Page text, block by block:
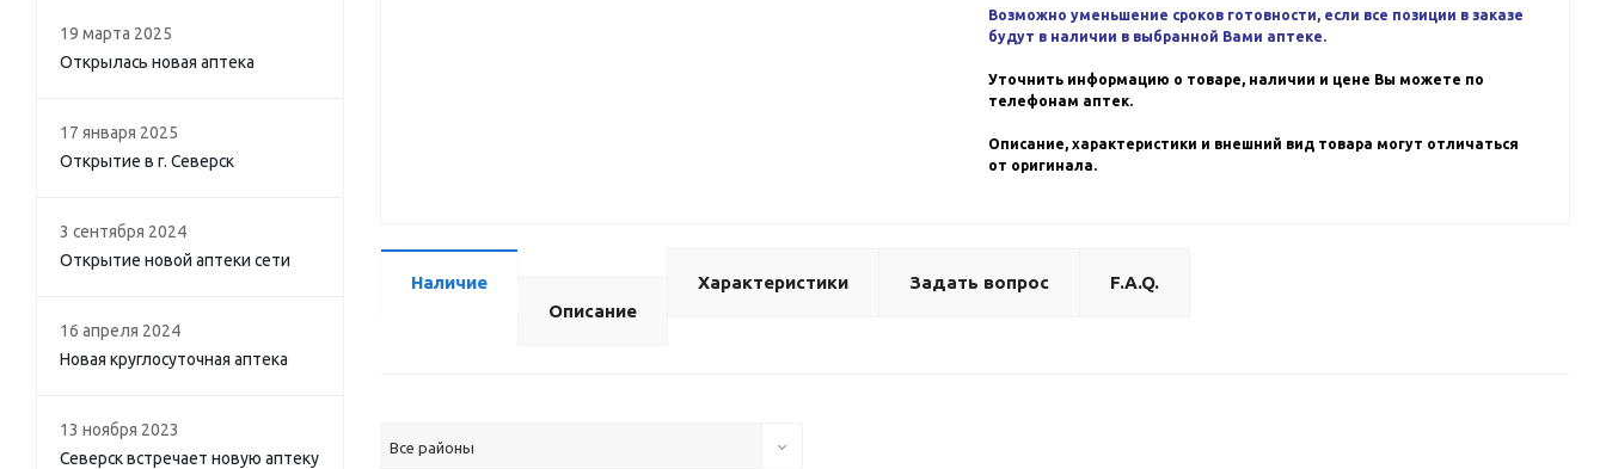
Возможно уменьшение сроков готовности, если все позиции в заказе
будут в наличии в выбранной Вами аптеке.
Уточнить информацию о товаре, наличии и цене Вы можете по
телефонам аптек.
Описание, характеристики и внешний вид товара могут отличаться
от оригинала.
Наличие
Описание
Характеристики Задать вопрос F.A.Q.
Все районы
19 марта 2025
Открылась новая аптека
17 января 2025
Открытие в г. Северск
3 сентября 2024
Открытие новой аптеки сети
16 апреля 2024
Новая круглосуточная аптека
13 ноября 2023
Северск встречает новую аптеку